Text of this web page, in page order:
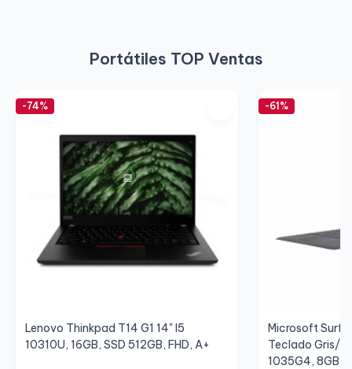
Portátiles TOP Ventas
-74%
Lenovo Thinkpad T14 G1 14" I5
10310U, 16GB, SSD 512GB, FHD, A+
-61%
Microsoft
Teclado Gris/
1035G4, 8GB,